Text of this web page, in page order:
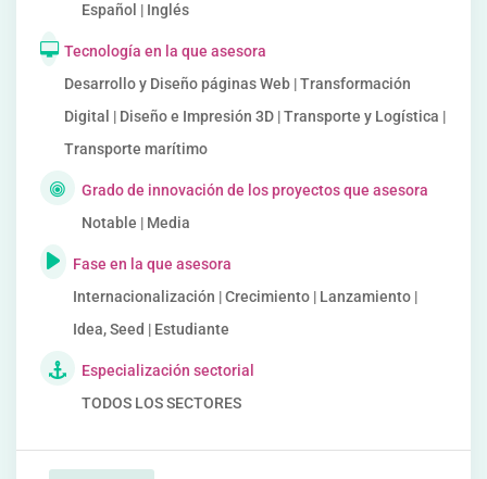
Español | Inglés
Tecnología en la que asesora
Desarrollo y Diseño páginas Web | Transformación
Digital | Diseño e Impresión 3D | Transporte y Logística |
Transporte marítimo
Grado de innovación de los proyectos que asesora
Notable | Media
Fase en la que asesora
Internacionalización | Crecimiento | Lanzamiento |
Idea, Seed | Estudiante
Especialización sectorial
TODOS LOS SECTORES